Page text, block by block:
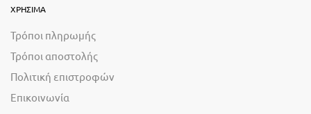
ΧΡΗΣΙΜΑ
Τρόποι πληρωμής
Τρόποι αποστολής
Πολιτική επιστροφών
Επικοινωνία